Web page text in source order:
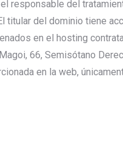
responsable del
titular del dominio tiene
en el hosting
66, Semisótano
en la web,